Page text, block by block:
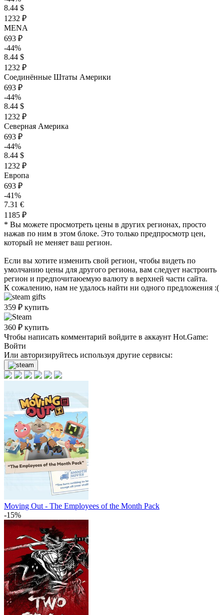
8.44 $
1232 ₽
MENA
693 ₽
-44%
8.44 $
1232 ₽
Соединённые Штаты Америки
693 ₽
-44%
8.44 $
1232 ₽
Северная Америка
693 ₽
-44%
8.44 $
1232 ₽
Европа
693 ₽
-41%
7.31 €
1185 ₽
* Вы можете просмотреть цены в других регионах, просто
нажав по ним в этом блоке. Это только предпросмотр цен,
который не меняет ваш регион.
Если вы хотите изменить свой регион, чтобы видеть по
умолчанию цены для другого региона, вам следует настроить
регион и предпочитаюемую валюту в верхней части сайта.
К сожалению, нам не удалось найти ни одного предложения :(
359 ₽ купить
360 ₽ купить
Чтобы написать комментарий войдите в аккаунт Hot.Game:
Войти
Или авторизируйтесь используя другие сервисы:
Moving Out - The Employees of the Month Pack
-15%